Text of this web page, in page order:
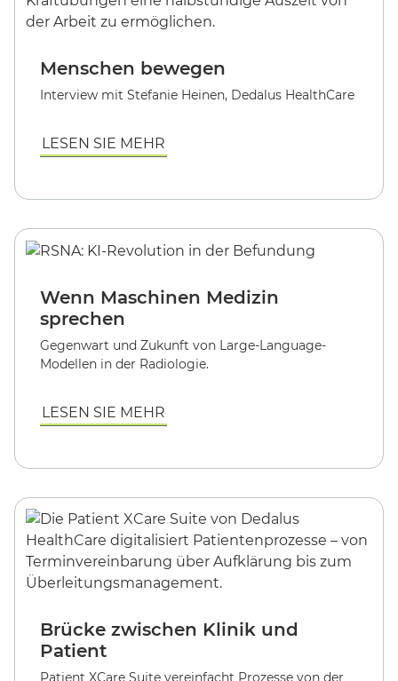
Menschen bewegen
Interview mit Stefanie Heinen, Dedalus HealthCare
LESEN SIE MEHR
Wenn Maschinen Medizin
sprechen
Gegenwart und Zukunft von Large-Language-
Modellen in der Radiologie.
LESEN SIE MEHR
Brücke zwischen Klinik und
Patient
Patient XCare Suite vereinfacht Prozesse von der